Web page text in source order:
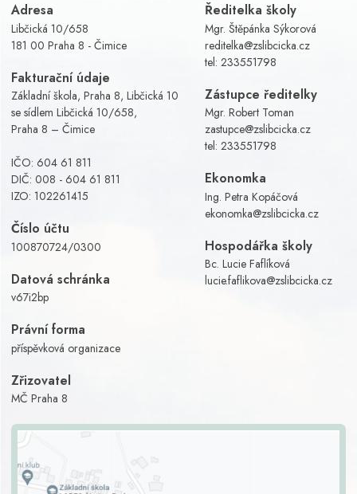
Adresa
Libčická 10/658
181 00 Praha 8 - Čimice
Fakturační údaje
Základní škola, Praha 8, Libčická 10
se sídlem Libčická 10/658,
Praha 8 – Čimice
IČO: 604 61 811
DIČ: 008 - 604 61 811
IZO: 102261415
Číslo účtu
100870724/0300
Datová schránka
v67i2bp
Právní forma
příspěvková organizace
Zřizovatel
MČ Praha 8
Ředitelka školy
Mgr. Štěpánka Sýkorová
reditelka@zslibcicka.cz
tel: 233551798
Zástupce ředitelky
Mgr. Robert Toman
zastupce@zslibcicka.cz
tel: 233551798
Ekonomka
Ing. Petra Kopáčová
ekonomka@zslibcicka.cz
Hospodářka školy
Bc. Lucie Faflíková
lucie.faflikova@zslibcicka.cz